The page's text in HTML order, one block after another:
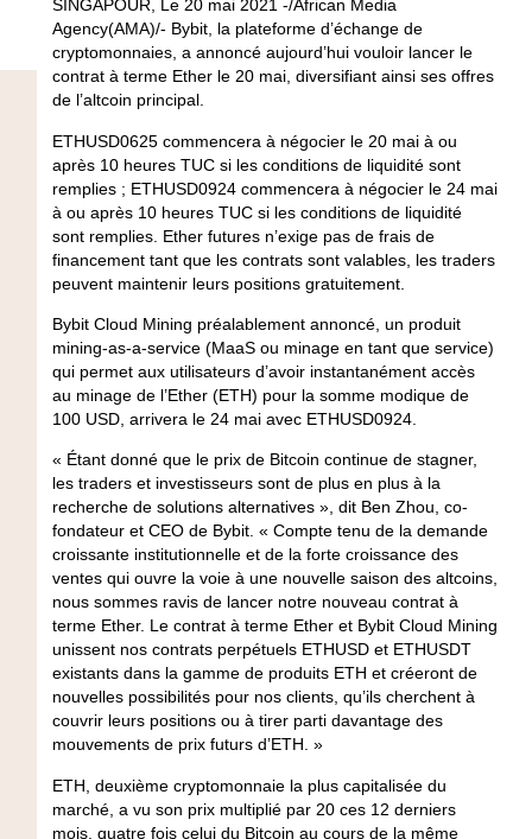
SINGAPOUR, Le 20 mai 2021 -/African Media
Agency(AMA)/- Bybit, la plateforme d’échange de
cryptomonnaies, a annoncé aujourd’hui vouloir lancer le
contrat à terme Ether le 20 mai, diversifiant ainsi ses offres
de l’altcoin principal.
ETHUSD0625 commencera à négocier le 20 mai à ou
après 10 heures TUC si les conditions de liquidité sont
remplies ; ETHUSD0924 commencera à négocier le 24 mai
à ou après 10 heures TUC si les conditions de liquidité
sont remplies. Ether futures n’exige pas de frais de
financement tant que les contrats sont valables, les traders
peuvent maintenir leurs positions gratuitement.
Bybit Cloud Mining préalablement annoncé, un produit
mining-as-a-service (MaaS ou minage en tant que service)
qui permet aux utilisateurs d’avoir instantanément accès
au minage de l’Ether (ETH) pour la somme modique de
100 USD, arrivera le 24 mai avec ETHUSD0924.
« Étant donné que le prix de Bitcoin continue de stagner,
les traders et investisseurs sont de plus en plus à la
recherche de solutions alternatives », dit Ben Zhou, co-
fondateur et CEO de Bybit. « Compte tenu de la demande
croissante institutionnelle et de la forte croissance des
ventes qui ouvre la voie à une nouvelle saison des altcoins,
nous sommes ravis de lancer notre nouveau contrat à
terme Ether. Le contrat à terme Ether et Bybit Cloud Mining
unissent nos contrats perpétuels ETHUSD et ETHUSDT
existants dans la gamme de produits ETH et créeront de
nouvelles possibilités pour nos clients, qu’ils cherchent à
couvrir leurs positions ou à tirer parti davantage des
mouvements de prix futurs d’ETH. »
ETH, deuxième cryptomonnaie la plus capitalisée du
marché, a vu son prix multiplié par 20 ces 12 derniers
mois, quatre fois celui du Bitcoin au cours de la même